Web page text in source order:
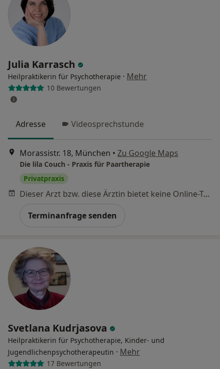
Julia Karrasch
Heilpraktikerin für Psychotherapie · Mehr
10 Bewertungen
Adresse Videosprechstunde
Morassistr. 18, München • Zu Google Maps
Die lila Couch - Praxis für Paartherapie
Privatpraxis
Dieser Arzt bzw. diese Ärztin bietet keine Online-Terminbuchung an diesem Standort an.
Terminanfrage senden
Svetlana Kudrjasova
Heilpraktikerin für Psychotherapie, Kinder- und
Jugendlichenpsychotherapeutin · Mehr
17 Bewertungen